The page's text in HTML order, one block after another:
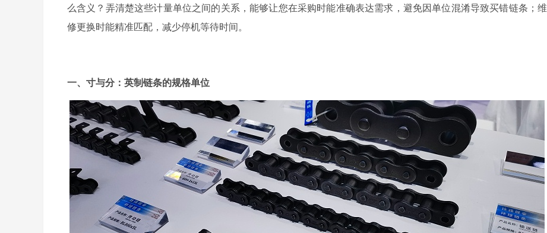
么含义？ 弄清楚这些计量单位之间的关系，能够让您在采购时能准确表达需求，避免因单位混淆导致买错链条；维
修更换时能精准匹配，减少停机等待时间。
一、寸与分：英制链条的规格单位